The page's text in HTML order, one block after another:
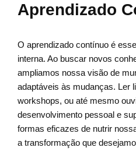
Aprendizado
O aprendizado contínuo é
interna. Ao buscar novos
ampliamos nossa visão de
adaptáveis às mudanças. Ler
workshops, ou até mesmo
desenvolvimento pessoal e
formas eficazes de nutrir
a transformação que